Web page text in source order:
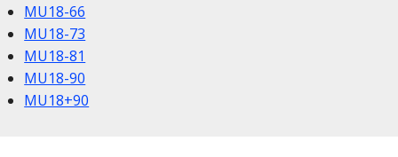
MU18-66
MU18-73
MU18-81
MU18-90
MU18+90